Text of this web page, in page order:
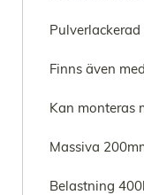
Pulverlackerad
Finns även
Kan monteras
Massiva
Belastning